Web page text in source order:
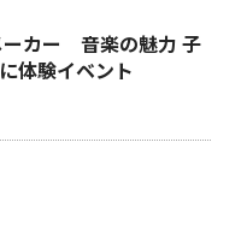
ーカー 音楽の魅力 子
体験イベント